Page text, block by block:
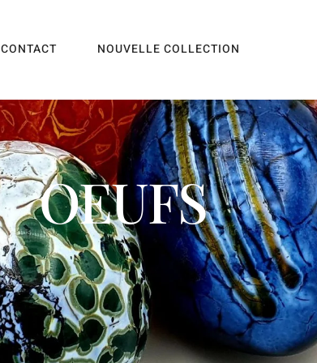
CONTACT NOUVELLE COLLECTION
OEUFS